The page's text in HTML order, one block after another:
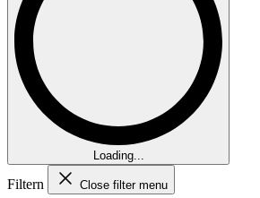
Loading...
Filtern Close filter menu